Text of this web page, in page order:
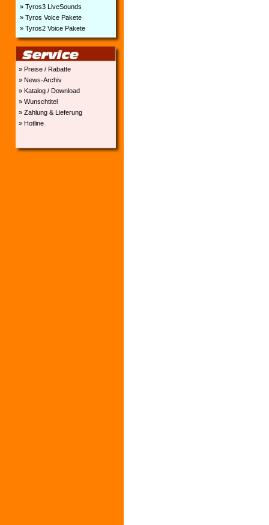
» Tyros3 LiveSounds
» Tyros Voice Pakete
» Tyros2 Voice Pakete
» Preise / Rabatte
» News-Archiv
» Katalog / Download
» Wunschtitel
» Zahlung & Lieferung
» Hotline